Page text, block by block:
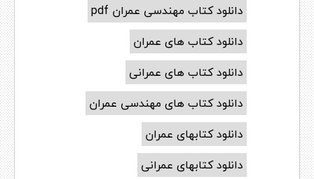
دانلود کتاب مهندسی عمران pdf
دانلود کتاب های عمران
دانلود کتاب های عمرانی
دانلود کتاب های مهندسی عمران
دانلود کتابهای عمران
دانلود کتابهای عمرانی